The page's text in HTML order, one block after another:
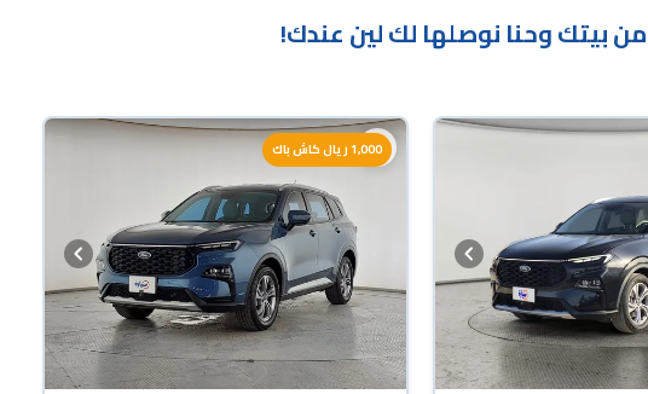
بيتك وحنا نوصلها لك لين عندك!
1,000 ريال كاش باك